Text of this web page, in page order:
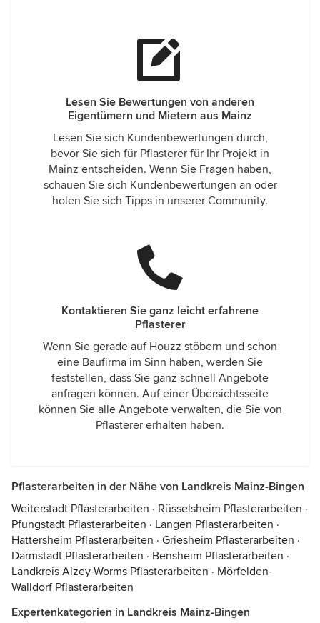
Lesen Sie Bewertungen von anderen
Eigentümern und Mietern aus Mainz
Lesen Sie sich Kundenbewertungen durch,
bevor Sie sich für Pflasterer für Ihr Projekt in
Mainz entscheiden. Wenn Sie Fragen haben,
schauen Sie sich Kundenbewertungen an oder
holen Sie sich Tipps in unserer Community.
Kontaktieren Sie ganz leicht erfahrene
Pflasterer
Wenn Sie gerade auf Houzz stöbern und schon
eine Baufirma im Sinn haben, werden Sie
feststellen, dass Sie ganz schnell Angebote
anfragen können. Auf einer Übersichtsseite
können Sie alle Angebote verwalten, die Sie von
Pflasterer erhalten haben.
Pflasterarbeiten in der Nähe von Landkreis Mainz-Bingen
Weiterstadt Pflasterarbeiten · Rüsselsheim Pflasterarbeiten ·
Pfungstadt Pflasterarbeiten · Langen Pflasterarbeiten ·
Hattersheim Pflasterarbeiten · Griesheim Pflasterarbeiten ·
Darmstadt Pflasterarbeiten · Bensheim Pflasterarbeiten ·
Landkreis Alzey-Worms Pflasterarbeiten · Mörfelden-
Walldorf Pflasterarbeiten
Expertenkategorien in Landkreis Mainz-Bingen